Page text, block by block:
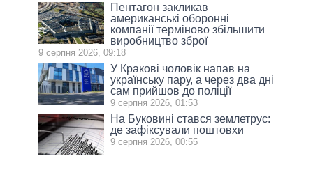
Пентагон закликав
американські оборонні
компанії терміново збільшити
виробництво зброї
9 серпня 2026, 09:18
У Кракові чоловік напав на
українську пару, а через два дні
сам прийшов до поліції
9 серпня 2026, 01:53
На Буковині стався землетрус:
де зафіксували поштовхи
9 серпня 2026, 00:55